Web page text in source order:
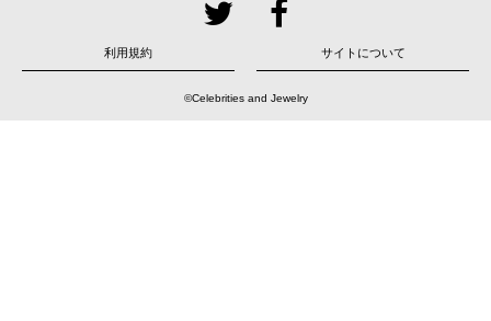
利用規約 サイトについて
©Celebrities and Jewelry